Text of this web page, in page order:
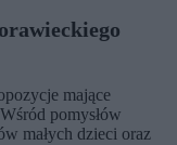
mające
pomysłów
małych dzieci oraz